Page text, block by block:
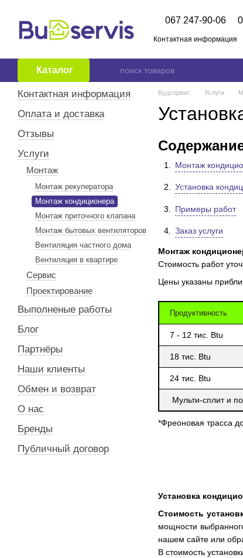
067 247-90-06
Контактная информация
Каталог
Будсервис Услуги
Монтаж
Установка
Примеры работ
Заказ услуги
Монтаж
Стоимость работ
Цены указаны
Продуктивность
7 - 12 тис. Btu
18 тис. Btu
24 тис. Btu
Мульти-сплит и
*Фреоновая трасса
Установка
Стоимость
мощности
нашем сайте или
В стоимость
Контактная информация
Оплата и доставка
Отзывы
Услуги
Монтаж
Монтаж рекуператора
Монтаж кондиционера
Монтаж приточного клапана
Монтаж бытовых вентиляторов
Вентиляция частного дома
Вентиляция в квартире
Сервис
Проектирование
Выполненые работы
Блог
Партнёры
Наши клиенты
Обмен и возврат
О нас
Бренды
Публичный договор